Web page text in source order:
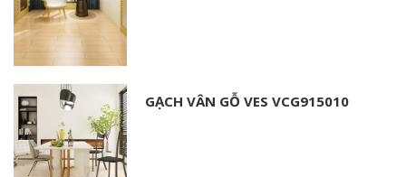
GẠCH VÂN GỖ VES VCG915010